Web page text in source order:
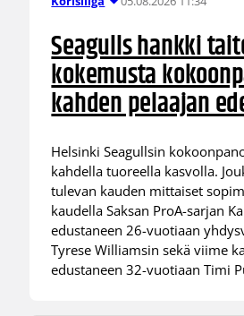
Seagulls hankki
kokemusta
kahden pelaajan
Helsinki Seagullsin
kahdella tuoreella kasvolla.
tulevan kauden mittaiset
kaudella Saksan ProA-sarjan
edustaneen 26-vuotiaan
Tyrese Williamsin sekä viime
edustaneen 32-vuotiaan Timi